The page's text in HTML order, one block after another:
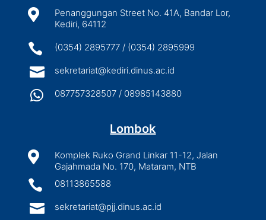

Penanggungan Street No. 41A, Bandar Lor,
Kediri, 64112
 (0354) 2895777 / (0354) 2895999
 sekretariat@kediri.dinus.ac.id
 087757328507 / 08985143880
Lombok

Komplek Ruko Grand Linkar 11-12, Jalan
Gajahmada No. 170, Mataram, NTB
 08113865588
 sekretariat@pjj.dinus.ac.id